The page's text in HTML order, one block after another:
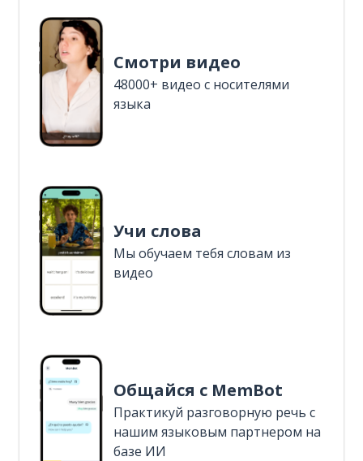
Смотри видео
48000+ видео с носителями
языка
Учи слова
Мы обучаем тебя словам из
видео
Общайся с MemBot
Практикуй разговорную речь с
нашим языковым партнером на
базе ИИ